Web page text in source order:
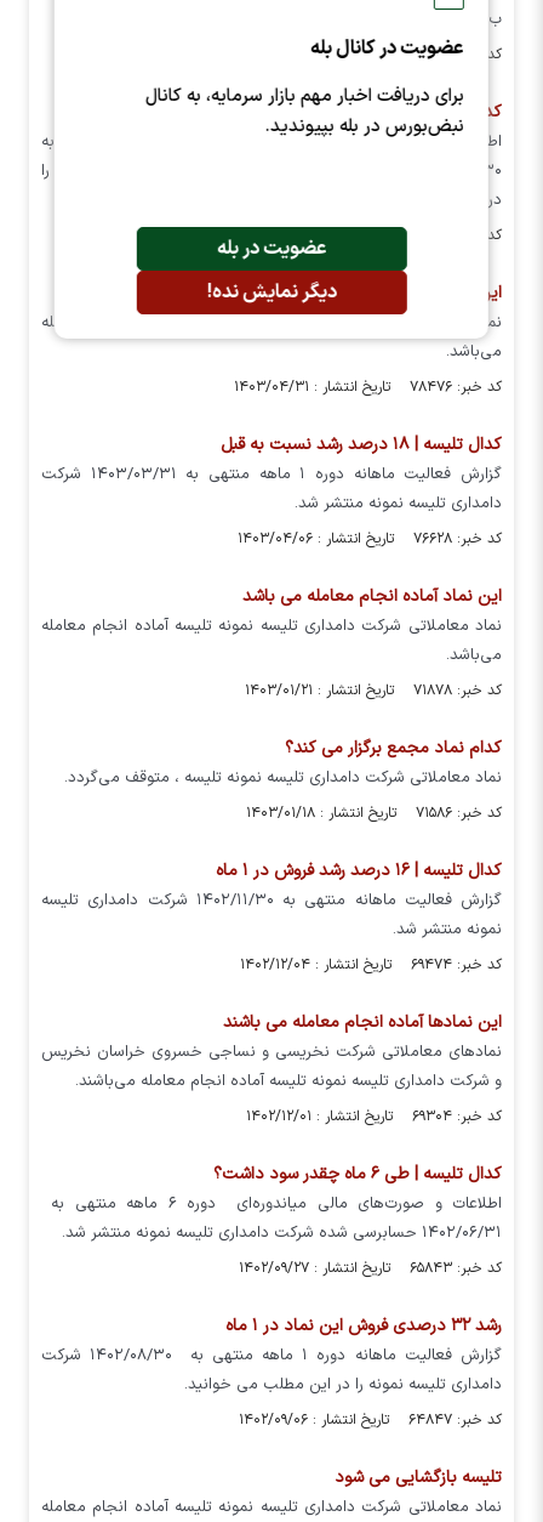
عضویت در کانال بله
برای دریافت اخبار مهم بازار سرمایه، به کانال
نبض‌بورس در بله بپیوندید.
عضویت در بله
دیگر نمایش نده!
ب برای شرکت دامداری تلیسه نمونه متوقف شد.
کد خبر: ۹۶۲۰۷ تاریخ انتشار : ۱۴۰۳/۱۲/۲۲
کدال تلیسه | برای سرمایه گذاری مناسب است؟
اطلاعات و صورت‌های مالی میاندوره‌ای دوره ۹ ماهه منتهی به
۱۴۰۳/۰۹/۳۰ حسابرسی نشده اصلاحیه شرکت دامداری تلیسه نمونه را
در این مطلب می خوانید.
کد خبر: ۹۳۲۴۹ تاریخ انتشار : ۱۴۰۳/۱۱/۱۵
این نماد آماده انجام معامله است
نماد معاملاتی شرکت دامداری تلیسه نمونه تلیسه ، آماده انجام معامله
می‌باشد.
کد خبر: ۷۸۴۷۶ تاریخ انتشار : ۱۴۰۳/۰۴/۳۱
کدال تلیسه | ۱۸ درصد رشد نسبت به قبل
گزارش فعالیت ماهانه دوره ۱ ماهه منتهی به ۱۴۰۳/۰۳/۳۱ شرکت
دامداری تلیسه نمونه منتشر شد.
کد خبر: ۷۶۶۲۸ تاریخ انتشار : ۱۴۰۳/۰۴/۰۶
این نماد آماده انجام معامله می باشد
نماد معاملاتی شرکت دامداری تلیسه نمونه تلیسه آماده انجام معامله
می‌باشد.
کد خبر: ۷۱۸۷۸ تاریخ انتشار : ۱۴۰۳/۰۱/۲۱
کدام نماد مجمع برگزار می کند؟
نماد معاملاتی شرکت دامداری تلیسه نمونه تلیسه ، متوقف می‌گردد.
کد خبر: ۷۱۵۸۶ تاریخ انتشار : ۱۴۰۳/۰۱/۱۸
کدال تلیسه | ۱۶ درصد رشد فروش در ۱ ماه
گزارش فعالیت ماهانه منتهی به ۱۴۰۲/۱۱/۳۰ شرکت دامداری تلیسه
نمونه منتشر شد.
کد خبر: ۶۹۴۷۴ تاریخ انتشار : ۱۴۰۲/۱۲/۰۴
این نمادها آماده انجام معامله می باشند
نماد‌های معاملاتی شرکت نخریسی و نساجی خسروی خراسان نخریس
و شرکت دامداری تلیسه نمونه تلیسه آماده انجام معامله می‌باشند.
کد خبر: ۶۹۳۰۴ تاریخ انتشار : ۱۴۰۲/۱۲/۰۱
کدال تلیسه | طی ۶ ماه چقدر سود داشت؟
اطلاعات و صورت‌های مالی میاندوره‌ای دوره ۶ ماهه منتهی به
۱۴۰۲/۰۶/۳۱ حسابرسی شده شرکت دامداری تلیسه نمونه منتشر شد.
کد خبر: ۶۵۸۴۳ تاریخ انتشار : ۱۴۰۲/۰۹/۲۷
رشد ۳۲ درصدی فروش این نماد در ۱ ماه
گزارش فعالیت ماهانه دوره ۱ ماهه منتهی به ۱۴۰۲/۰۸/۳۰ شرکت
دامداری تلیسه نمونه را در این مطلب می خوانید.
کد خبر: ۶۴۸۴۷ تاریخ انتشار : ۱۴۰۲/۰۹/۰۶
تلیسه بازگشایی می شود
نماد معاملاتی شرکت دامداری تلیسه نمونه تلیسه آماده انجام معامله